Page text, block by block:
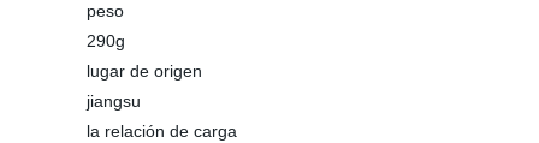
peso
290g
lugar de origen
jiangsu
la relación de carga